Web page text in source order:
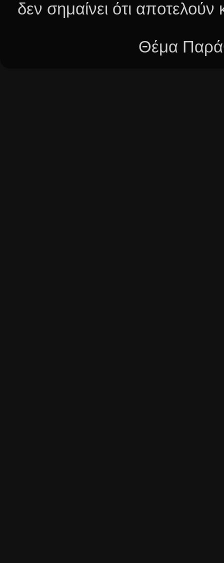
δεν σημαίνει ότι
Θέμα